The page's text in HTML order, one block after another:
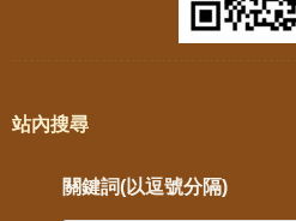
站內搜尋
關鍵詞(以逗號分隔)